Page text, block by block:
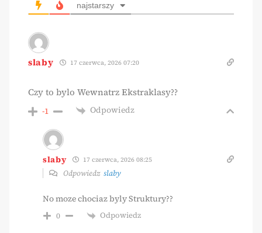
najstarszy
slaby 17 czerwca, 2026 07:20
Czy to bylo Wewnatrz Ekstraklasy??
-1 Odpowiedz
slaby 17 czerwca, 2026 08:25
Odpowiedz slaby
No moze chociaz byly Struktury??
0 Odpowiedz